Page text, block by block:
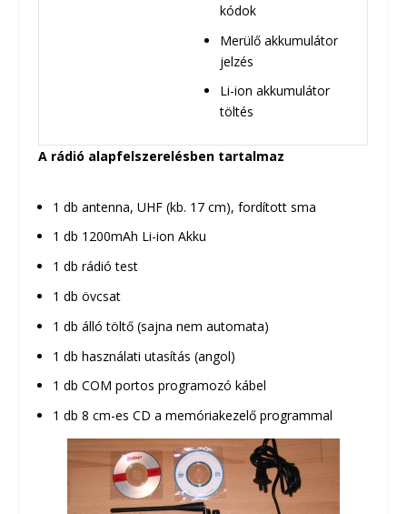
kódok
Merülő akkumulátor
jelzés
Li-ion akkumulátor
töltés
A rádió alapfelszerelésben tartalmaz
1 db antenna, UHF (kb. 17 cm), fordított sma
1 db 1200mAh Li-ion Akku
1 db rádió test
1 db övcsat
1 db álló töltő (sajna nem automata)
1 db használati utasítás (angol)
1 db COM portos programozó kábel
1 db 8 cm-es CD a memóriakezelő programmal